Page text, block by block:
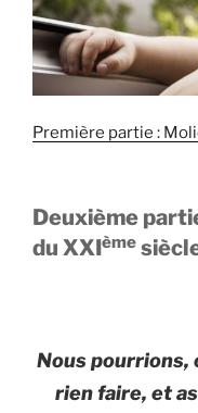
Première partie :
Deuxième
du XXIème
Nous pourrions,
rien faire, et